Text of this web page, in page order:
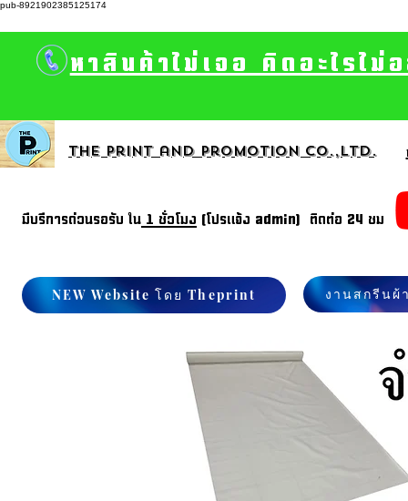
pub-8921902385125174
หาสินค้าไม่เจอ คิดอะไรไ
The print and promotion CO.,Ltd.
มีบรีการด่วนรอรับ ใน 1 ชั่วโมง (โปรแจ้ง admin) ติดต่อ 24 ชม
NEW Website โดย Theprint งานสกรีนผ้